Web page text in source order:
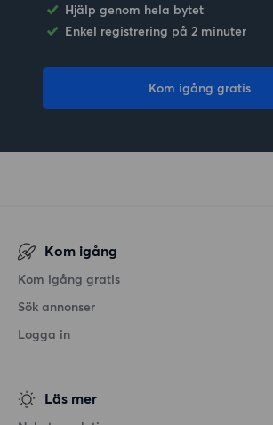
Hjälp genom hela bytet
Enkel registrering på 2 minuter
Kom igång gratis
Kom igång
Kom igång gratis
Sök annonser
Logga in
Läs mer